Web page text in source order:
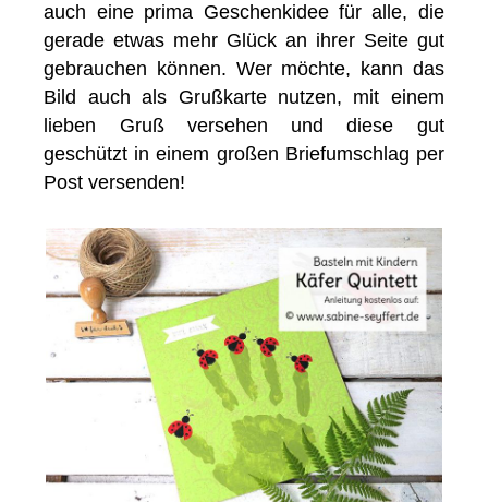
auch eine prima Geschenkidee für alle, die
gerade etwas mehr Glück an ihrer Seite gut
gebrauchen können. Wer möchte, kann das
Bild auch als Grußkarte nutzen, mit einem
lieben Gruß versehen und diese gut
geschützt in einem großen Briefumschlag per
Post versenden!